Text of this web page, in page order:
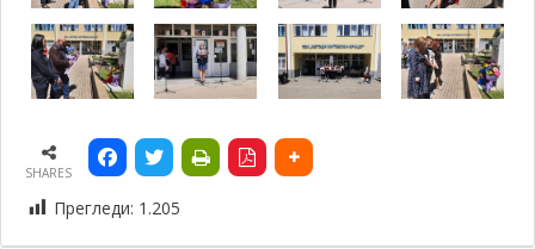
SHARES
Прегледи: 1.205